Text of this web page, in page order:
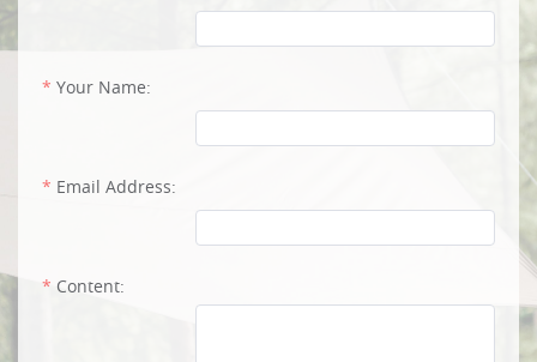
Your Name:
Email Address:
Content: